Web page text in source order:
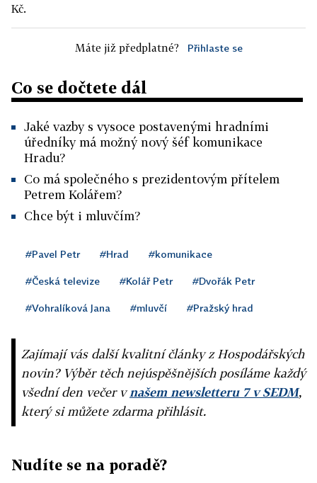
Kč.
Máte již předplatné? Přihlaste se
Co se dočtete dál
Jaké vazby s vysoce postavenými hradními
úředníky má možný nový šéf komunikace
Hradu?
Co má společného s prezidentovým přítelem
Petrem Kolářem?
Chce být i mluvčím?
#Pavel Petr #Hrad #komunikace
#Česká televize #Kolář Petr #Dvořák Petr
#Vohralíková Jana #mluvčí #Pražský hrad
Zajímají vás další kvalitní články z Hospodářských
novin? Výběr těch nejúspěšnějších posíláme každý
všední den večer vnašem newsletteru 7 v SEDM,
který si můžete zdarma přihlásit.
Nudíte se na poradě?